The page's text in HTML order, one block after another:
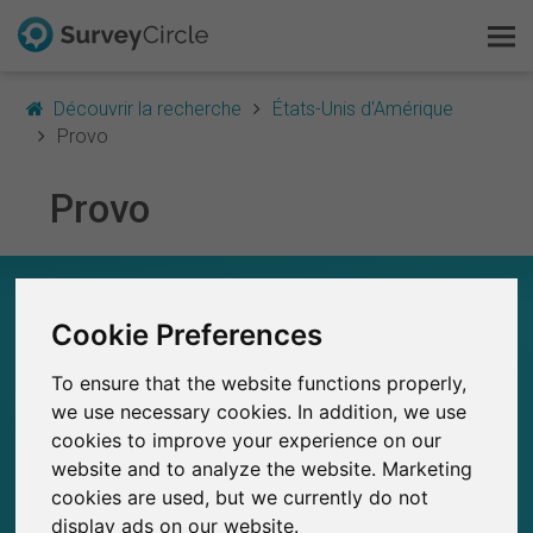
Cookie Preferences
To ensure that the website functions properly,
we use necessary cookies. In addition, we use
cookies to improve your experience on our
website and to analyze the website. Marketing
cookies are used, but we currently do not
display ads on our website.
Découvrir la recherche
États-Unis d'Amérique
Provo
Provo
0
Études publiées jusqu'à présent sur
SurveyCircle
0
Études récemment publiées sur
Explorer la recherche
FAQ
S'inscrire gratuitement
S'inscrire